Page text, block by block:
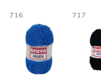
716 717